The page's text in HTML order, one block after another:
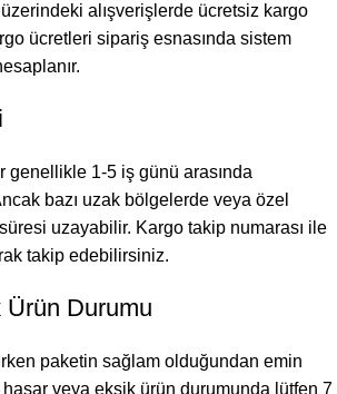
alışverişlerde ücretsiz kargo
ücretleri sipariş esnasında sistem
genellikle 1-5 iş günü arasında
bazı uzak bölgelerde veya özel
uzayabilir. Kargo takip numarası ile
takip edebilirsiniz.
Durumu
paketin sağlam olduğundan emin
veya eksik ürün durumunda lütfen 7